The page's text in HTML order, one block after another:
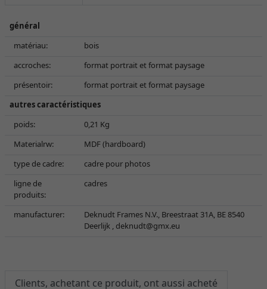
général
matériau:
bois
accroches:
format portrait et format paysage
présentoir:
format portrait et format paysage
autres caractéristiques
poids:
0,21 Kg
Materialrw:
MDF (hardboard)
type de cadre:
cadre pour photos
ligne de
produits:
cadres
manufacturer:
Deknudt Frames N.V., Breestraat 31A, BE 8540
Deerlijk , deknudt@gmx.eu
Clients, achetant ce produit, ont aussi acheté